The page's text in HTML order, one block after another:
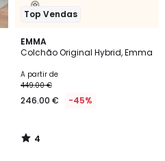
Top Vendas
EMMA
Colchão Original Hybrid, Emma
A partir de
449.00 €
246.00 € -45%
4
/
4
/